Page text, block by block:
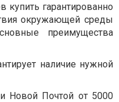
купить гарантированно
окружающей среды
преимущества
наличие нужной
Новой Почтой от 5000